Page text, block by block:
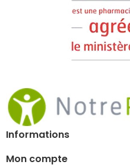
Informations
Mon compte